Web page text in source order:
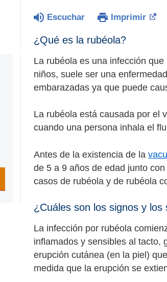
Escuchar Imprimir
¿Qué es la rubéola?
La rubéola es una infección
niños, suele ser una
embarazadas ya que puede
La rubéola está causada por el
cuando una persona inhala el
Antes de la existencia de la
de 5 a 9 años de edad junto
casos de rubéola y de rubéola
¿Cuáles son los signos y
La infección por rubéola
inflamados y sensibles al tacto,
erupción cutánea (en la piel)
medida que la erupción se